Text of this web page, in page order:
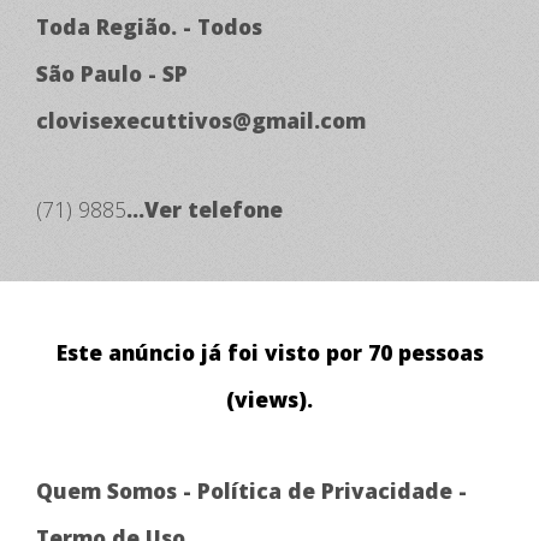
Toda Região. - Todos
São Paulo - SP
clovisexecuttivos@gmail.com
(71) 9885...Ver telefone
Este anúncio já foi visto por 70 pessoas
(views).
Quem Somos - Política de Privacidade -